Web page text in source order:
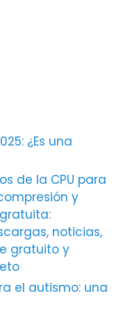
¿Es una
de la CPU para
y
noticias,
gratuito y
el autismo: una